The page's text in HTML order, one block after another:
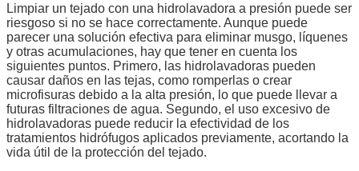
Limpiar un tejado con una hidrolavadora a presión puede ser
riesgoso si no se hace correctamente. Aunque puede
parecer una solución efectiva para eliminar musgo, líquenes
y otras acumulaciones, hay que tener en cuenta los
siguientes puntos. Primero, las hidrolavadoras pueden
causar daños en las tejas, como romperlas o crear
microfisuras debido a la alta presión, lo que puede llevar a
futuras filtraciones de agua. Segundo, el uso excesivo de
hidrolavadoras puede reducir la efectividad de los
tratamientos hidrófugos aplicados previamente, acortando la
vida útil de la protección del tejado.